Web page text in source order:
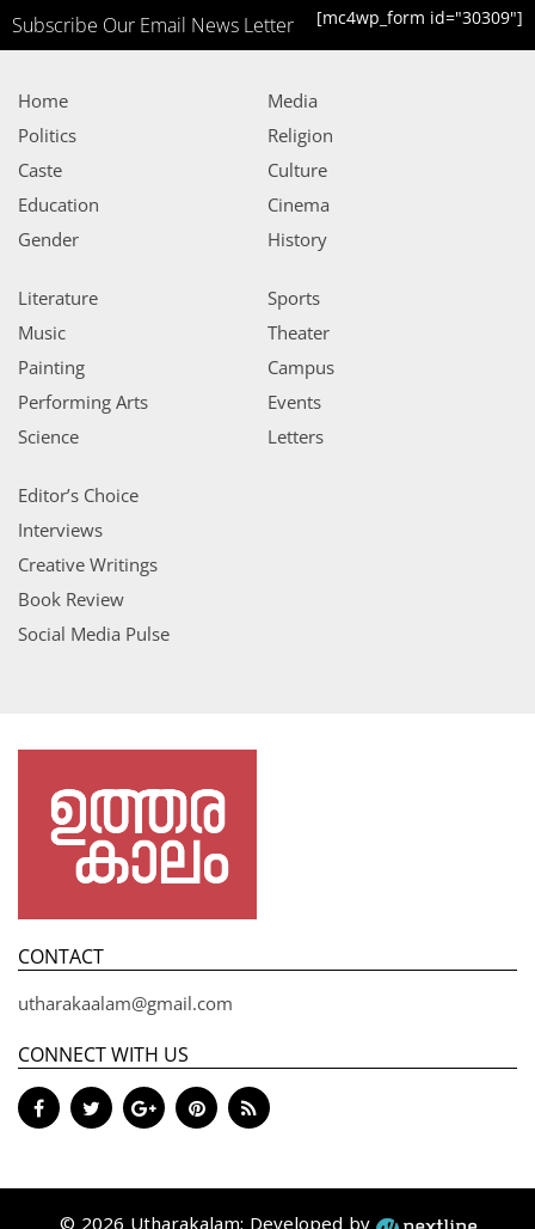
Subscribe Our Email News Letter [mc4wp_form id="30309"]
Home
Politics
Caste
Education
Gender
Media
Religion
Culture
Cinema
History
Literature
Music
Painting
Performing Arts
Science
Sports
Theater
Campus
Events
Letters
Editor’s Choice
Interviews
Creative Writings
Book Review
Social Media Pulse
CONTACT
utharakaalam@gmail.com
CONNECT WITH US